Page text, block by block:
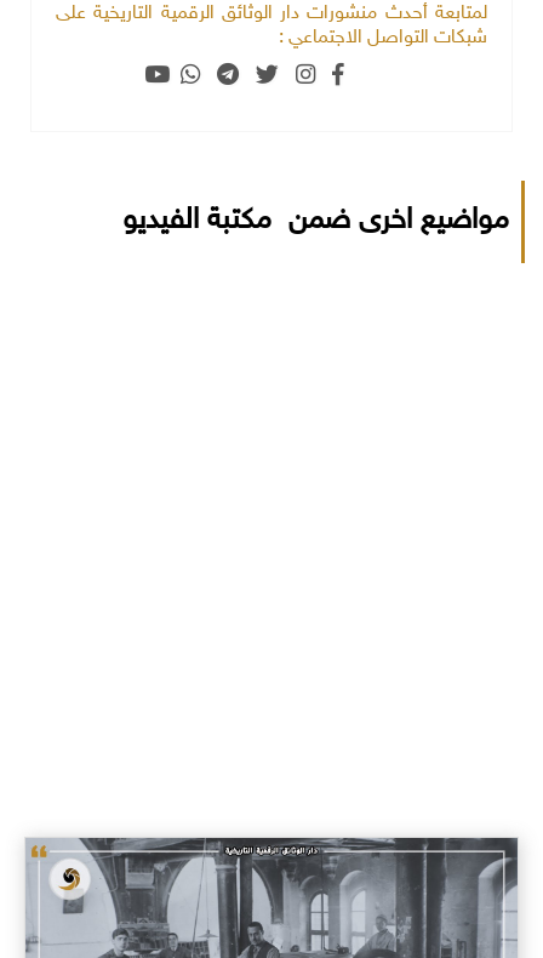
لمتابعة أحدث منشورات دار الوثائق الرقمية التاريخية على
شبكات التواصل الاجتماعي :
مواضيع اخرى ضمن مكتبة الفيديو